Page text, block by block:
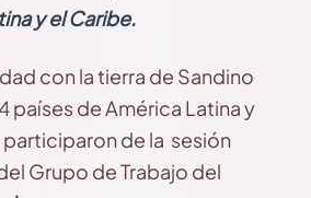
y el Caribe.
con la tierra de Sandino
países de América Latina y
participaron de la sesión
Grupo de Trabajo del